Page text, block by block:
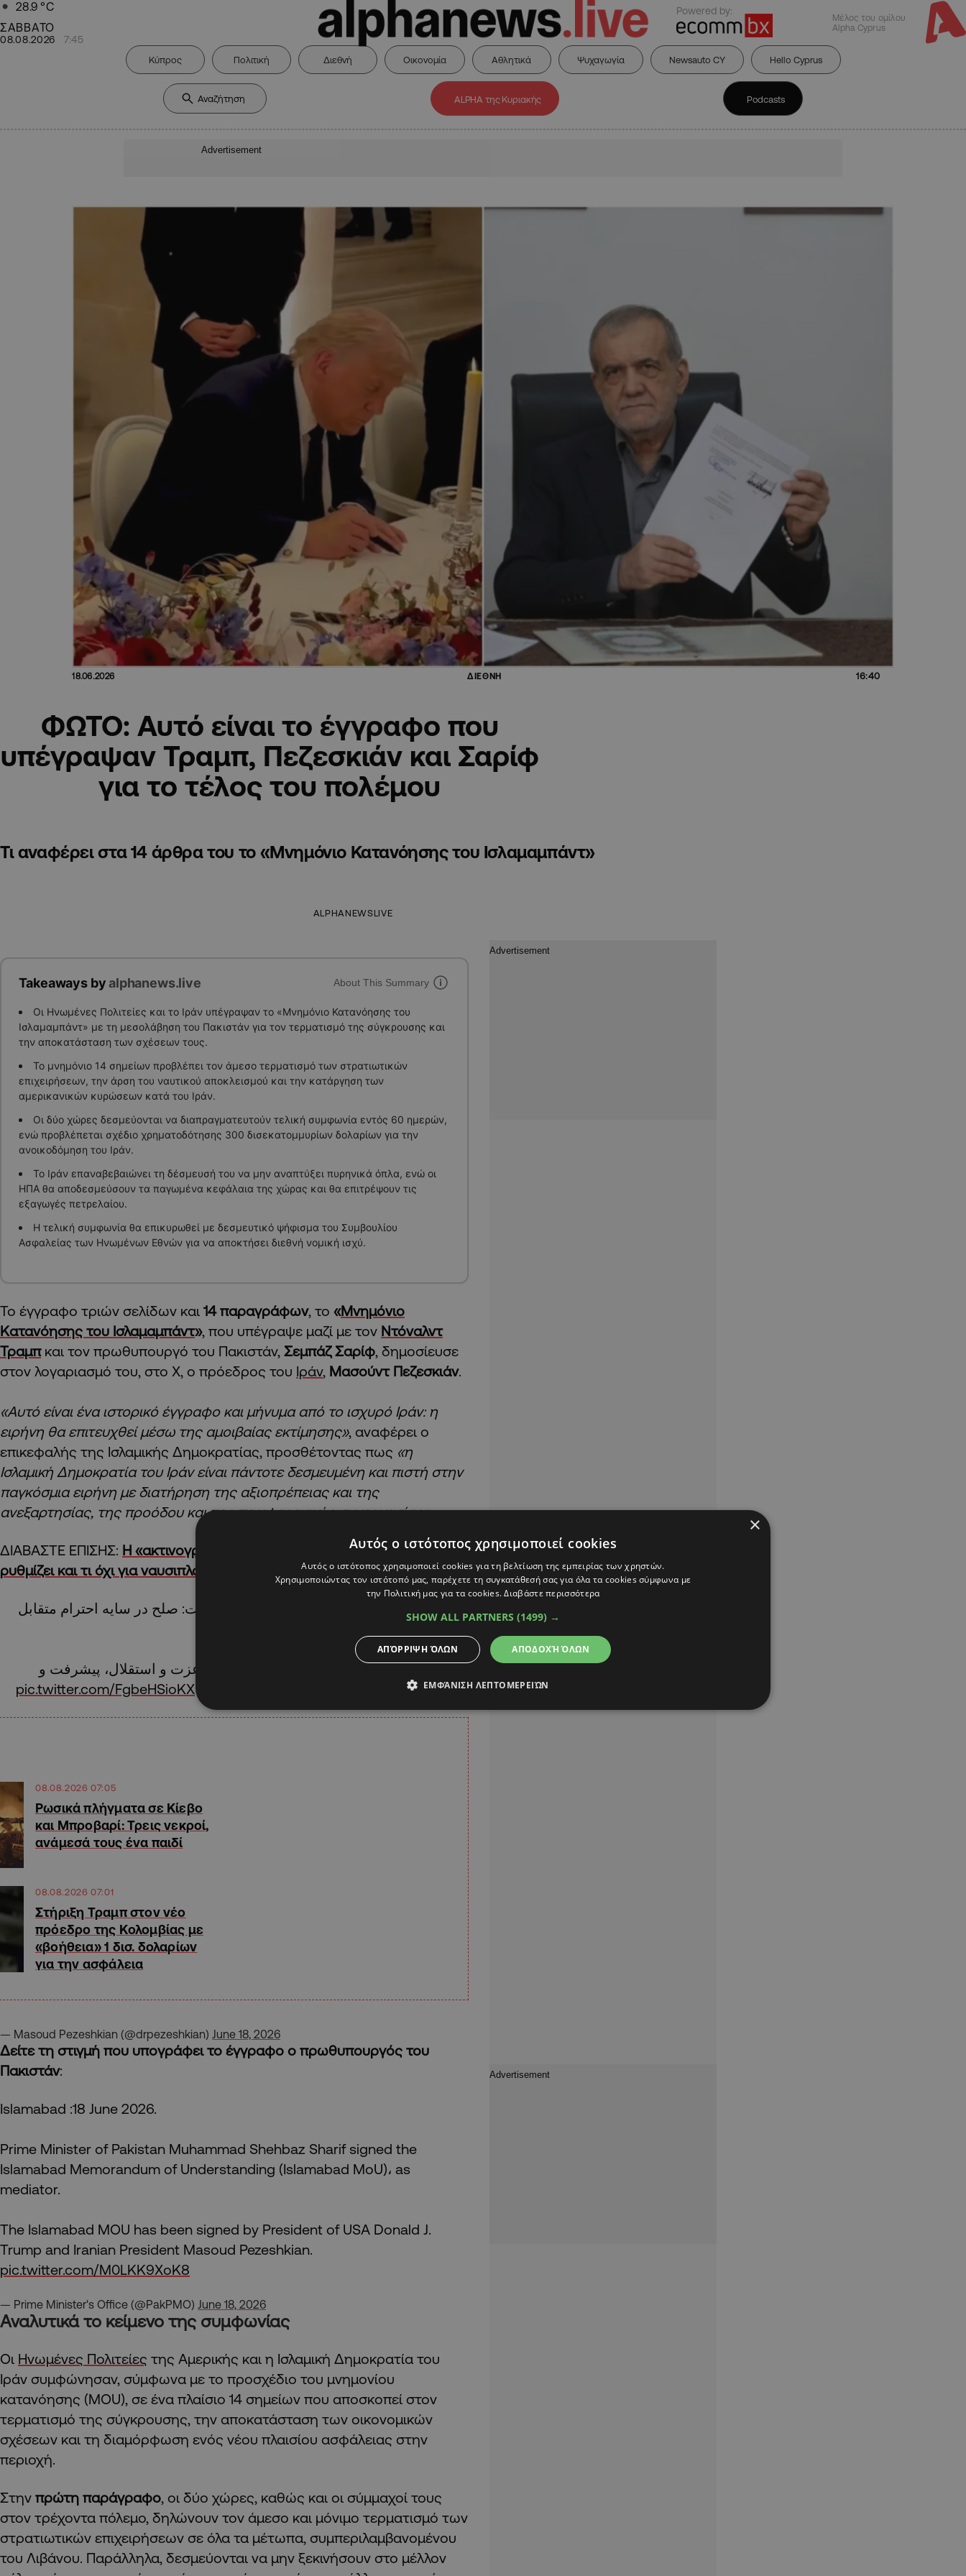
28.9 °C
ΣΑΒΒΑΤΟ
08.08.2026 7:45
Powered by:
Μέλος του ομίλου
Alpha Cyprus
Κύπρος Πολιτική Διεθνή Οικονομία Αθλητικά Ψυχαγωγία Newsauto CY Hello Cyprus
ALPHA της Κυριακής Podcasts
Advertisement
18.06.2026 ΔΙΕΘΝΗ 16:40
ΦΩΤΟ: Αυτό είναι το έγγραφο που
υπέγραψαν Τραμπ, Πεζεσκιάν και Σαρίφ
για το τέλος του πολέμου
Τι αναφέρει στα 14 άρθρα του το «Μνημόνιο Κατανόησης του Ισλαμαμπάντ»
ALPHANEWSLIVE
Takeaways byalphanews.live About This Summary
Οι Ηνωμένες Πολιτείες και το Ιράν υπέγραψαν το «Μνημόνιο Κατανόησης του
Ισλαμαμπάντ» με τη μεσολάβηση του Πακιστάν για τον τερματισμό της σύγκρουσης και
την αποκατάσταση των σχέσεων τους.
Το μνημόνιο 14 σημείων προβλέπει τον άμεσο τερματισμό των στρατιωτικών
επιχειρήσεων, την άρση του ναυτικού αποκλεισμού και την κατάργηση των
αμερικανικών κυρώσεων κατά του Ιράν.
Οι δύο χώρες δεσμεύονται να διαπραγματευτούν τελική συμφωνία εντός 60 ημερών,
ενώ προβλέπεται σχέδιο χρηματοδότησης 300 δισεκατομμυρίων δολαρίων για την
ανοικοδόμηση του Ιράν.
Το Ιράν επαναβεβαιώνει τη δέσμευσή του να μην αναπτύξει πυρηνικά όπλα, ενώ οι
ΗΠΑ θα αποδεσμεύσουν τα παγωμένα κεφάλαια της χώρας και θα επιτρέψουν τις
εξαγωγές πετρελαίου.
Η τελική συμφωνία θα επικυρωθεί με δεσμευτικό ψήφισμα του Συμβουλίου
Ασφαλείας των Ηνωμένων Εθνών για να αποκτήσει διεθνή νομική ισχύ.
Το έγγραφο τριών σελίδων και 14 παραγράφων, το «Μνημόνιο
Κατανόησης του Ισλαμαμπάντ», που υπέγραψε μαζί με τον Ντόναλντ
Τραμπκαι τον πρωθυπουργό του Πακιστάν, Σεμπάζ Σαρίφ, δημοσίευσε
στον λογαριασμό του, στο X, ο πρόεδρος του Ιράν, Μασούντ Πεζεσκιάν.
«Αυτό είναι ένα ιστορικό έγγραφο και μήνυμα από το ισχυρό Ιράν: η
ειρήνη θα επιτευχθεί μέσω της αμοιβαίας εκτίμησης», αναφέρει ο
επικεφαλής της Ισλαμικής Δημοκρατίας, προσθέτοντας πως «η
Ισλαμική Δημοκρατία του Ιράν είναι πάντοτε δεσμευμένη και πιστή στην
παγκόσμια ειρήνη με διατήρηση της αξιοπρέπειας και της
ανεξαρτησίας, της προόδου και της περιφερειακής συνεργασίας».
ΔΙΑΒΑΣΤΕ ΕΠΙΣΗΣ: Η «ακτινογραφία» της συμφωνίας ΗΠΑ-Ιράν: Τι
ρυθμίζει και τι όχι για ναυσιπλοΐα, πυρηνικά και παγωμένα κεφάλαια
این یک سند تاریخی و پیامی از ایران مقتدر است: صلح در سایه احترام متقابل
جمهوری اسلامی ایران به صلح جهانی با حفظ عزت و استقلال، پیشرفت و
همکاری منطقه‌ای همواره متعهد و پایبند است.pic.twitter.com/FgbeHSioKX
08.08.2026 07:05
Ρωσικά πλήγματα σε Κίεβο
και Μπροβαρί: Τρεις νεκροί,
ανάμεσά τους ένα παιδί
08.08.2026 07:01
Στήριξη Τραμπ στον νέο
πρόεδρο της Κολομβίας με
«βοήθεια» 1 δισ. δολαρίων
για την ασφάλεια
— Masoud Pezeshkian (@drpezeshkian) June 18, 2026
Δείτε τη στιγμή που υπογράφει το έγγραφο ο πρωθυπουργός του
Πακιστάν:
Islamabad :18 June 2026.
Prime Minister of Pakistan Muhammad Shehbaz Sharif signed the
Islamabad Memorandum of Understanding (Islamabad MoU)، as
mediator.
The Islamabad MOU has been signed by President of USA Donald J.
Trump and Iranian President Masoud Pezeshkian.
pic.twitter.com/M0LKK9XoK8
— Prime Minister's Office (@PakPMO) June 18, 2026
Αναλυτικά το κείμενο της συμφωνίας
Οι Ηνωμένες Πολιτείες της Αμερικής και η Ισλαμική Δημοκρατία του
Ιράν συμφώνησαν, σύμφωνα με το προσχέδιο του μνημονίου
κατανόησης (MOU), σε ένα πλαίσιο 14 σημείων που αποσκοπεί στον
τερματισμό της σύγκρουσης, την αποκατάσταση των οικονομικών
σχέσεων και τη διαμόρφωση ενός νέου πλαισίου ασφάλειας στην
περιοχή.
Στην πρώτη παράγραφο, οι δύο χώρες, καθώς και οι σύμμαχοί τους
στον τρέχοντα πόλεμο, δηλώνουν τον άμεσο και μόνιμο τερματισμό των
στρατιωτικών επιχειρήσεων σε όλα τα μέτωπα, συμπεριλαμβανομένου
του Λιβάνου. Παράλληλα, δεσμεύονται να μην ξεκινήσουν στο μέλλον
×
Αυτός ο ιστότοπος χρησιμοποιεί cookies
Αυτός ο ιστότοπος χρησιμοποιεί cookies για τη βελτίωση της εμπειρίας των χρηστών.
Χρησιμοποιώντας τον ιστότοπό μας, παρέχετε τη συγκατάθεσή σας για όλα τα cookies σύμφωνα με
την Πολιτική μας για τα cookies.Διαβάστε περισσότερα
SHOW ALL PARTNERS (1499) →
ΑΠΟΔΟΧΉ ΌΛΩΝ
ΑΠΌΡΡΙΨΗ ΌΛΩΝ
ΕΜΦΆΝΙΣΗ ΛΕΠΤΟΜΕΡΕΙΏΝ